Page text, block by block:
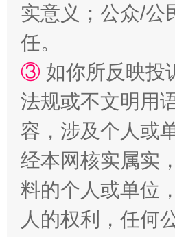
实意义；公众/公
任。
③ 如你所反映投
法规或不文明用
容，涉及个人或
经本网核实属实
料的个人或单位
人的权利，任何